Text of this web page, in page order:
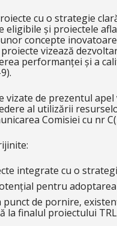
cu o strategie
eligibile și proiectele
concepte
vizează
performanței și a
vizate de prezentul
al utilizării
Comisiei cu nr
integrate cu o
pentru
punct de pornire,
la finalul proiectului